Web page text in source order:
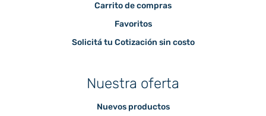
Carrito de compras
Favoritos
Solicitá tu Cotización sin costo
Nuestra oferta
Nuevos productos